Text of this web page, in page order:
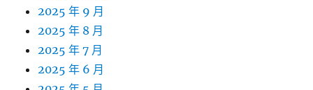
2025 年 9 月
2025 年 8 月
2025 年 7 月
2025 年 6 月